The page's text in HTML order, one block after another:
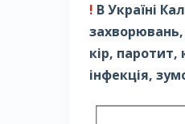
! В Україні
захворювань,
кір,
інфекція,